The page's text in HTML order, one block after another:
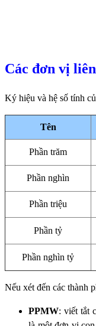
Các đơn vị
Ký hiệu và hệ số tính
Tên
Phần trăm
Phần nghìn
Phần triệu
Phần tỷ
Phần nghìn tỷ
Nếu xét đến các thành
PPMW: viết tắt